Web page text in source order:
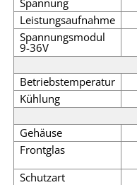
Leistungsaufnahme
Spannungsmodul
9-36V
Betriebstemperatur
Kühlung
Gehäuse
Frontglas
Schutzart